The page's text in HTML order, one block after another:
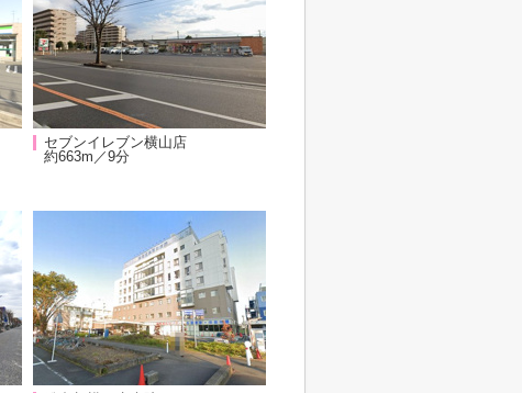
セブンイレブン横山店
約663m／9分